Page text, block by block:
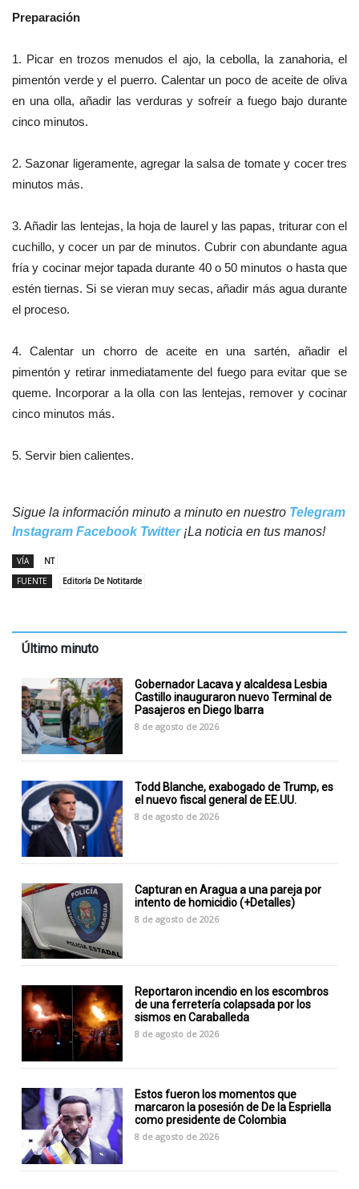
Preparación
1. Picar en trozos menudos el ajo, la cebolla, la zanahoria, el
pimentón verde y el puerro. Calentar un poco de aceite de oliva
en una olla, añadir las verduras y sofreír a fuego bajo durante
cinco minutos.
2. Sazonar ligeramente, agregar la salsa de tomate y cocer tres
minutos más.
3. Añadir las lentejas, la hoja de laurel y las papas, triturar con el
cuchillo, y cocer un par de minutos. Cubrir con abundante agua
fría y cocinar mejor tapada durante 40 o 50 minutos o hasta que
estén tiernas. Si se vieran muy secas, añadir más agua durante
el proceso.
4. Calentar un chorro de aceite en una sartén, añadir el
pimentón y retirar inmediatamente del fuego para evitar que se
queme. Incorporar a la olla con las lentejas, remover y cocinar
cinco minutos más.
5. Servir bien calientes.
Sigue la información minuto a minuto en nuestro Telegram
Instagram Facebook Twitter¡La noticia en tus manos!
VÍA
NT
FUENTE
Editoría De Notitarde
Último minuto
Gobernador Lacava y alcaldesa Lesbia
Castillo inauguraron nuevo Terminal de
Pasajeros en Diego Ibarra
8 de agosto de 2026
Todd Blanche, exabogado de Trump, es
el nuevo fiscal general de EE.UU.
8 de agosto de 2026
Capturan en Aragua a una pareja por
intento de homicidio (+Detalles)
8 de agosto de 2026
Reportaron incendio en los escombros
de una ferretería colapsada por los
sismos en Caraballeda
8 de agosto de 2026
Estos fueron los momentos que
marcaron la posesión de De la Espriella
como presidente de Colombia
8 de agosto de 2026